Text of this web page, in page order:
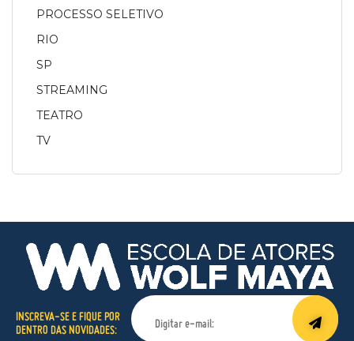
PROCESSO SELETIVO
RIO
SP
STREAMING
TEATRO
TV
INSCREVA-SE E FIQUE POR
DENTRO DAS NOVIDADES: